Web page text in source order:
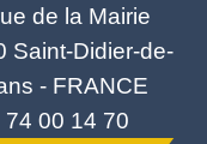
de la Mairie
Saint-Didier-de-
- FRANCE
74 00 14 70